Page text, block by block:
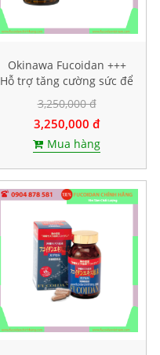
Okinawa Fucoidan +++
Hỗ trợ tăng cường sức để
kháng, Hộp 30 viên
3,250,000 đ
3,250,000 đ
Mua hàng